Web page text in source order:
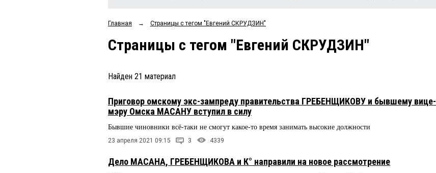
Главная → Страницы c тегом "Евгений СКРУДЗИН"
Страницы c тегом "Евгений СКРУДЗИН"
Найден 21 материал
Приговор омскому экс-зампреду правительства ГРЕБЕНЩИКОВУ и бывшему вице-
мэру Омска МАСАНУ вступил в силу
Бывшие чиновники всё-таки не смогут какое-то время занимать высокие должности
23 апреля 2021 09:15 3 4339
Дело МАСАНА, ГРЕБЕНЩИКОВА и К° направили на новое рассмотрение